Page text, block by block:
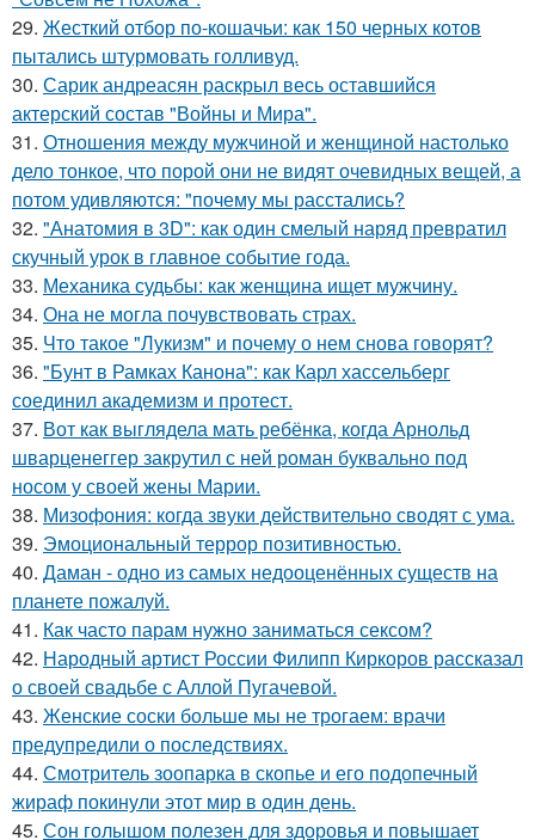
29. Жесткий отбор по-кошачьи: как 150 черных котов
пытались штурмовать голливуд.
30. Сарик андреасян раскрыл весь оставшийся
актерский состав "Войны и Мира".
31. Отношения между мужчиной и женщиной настолько
дело тонкое, что порой они не видят очевидных вещей, а
потом удивляются: "почему мы расстались?
32. "Анатомия в 3D": как один смелый наряд превратил
скучный урок в главное событие года.
33. Механика судьбы: как женщина ищет мужчину.
34. Она не могла почувствовать страх.
35. Что такое "Лукизм" и почему о нем снова говорят?
36. "Бунт в Рамках Канона": как Карл хассельберг
соединил академизм и протест.
37. Вот как выглядела мать ребёнка, когда Арнольд
шварценеггер закрутил с ней роман буквально под
носом у своей жены Марии.
38. Мизофония: когда звуки действительно сводят с ума.
39. Эмоциональный террор позитивностью.
40. Даман - одно из самых недооценённых существ на
планете пожалуй.
41. Как часто парам нужно заниматься сексом?
42. Народный артист России Филипп Киркоров рассказал
о своей свадьбе с Аллой Пугачевой.
43. Женские соски больше мы не трогаем: врачи
предупредили о последствиях.
44. Смотритель зоопарка в скопье и его подопечный
жираф покинули этот мир в один день.
45. Сон голышом полезен для здоровья и повышает